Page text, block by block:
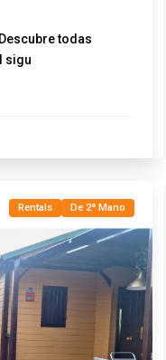
todas
sigu
Rentals De 2ª Mano